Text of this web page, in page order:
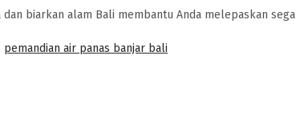
biarkan alam Bali membantu Anda melepaskan
pemandian air panas banjar bali